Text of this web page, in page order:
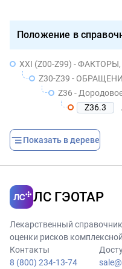
Положение в
XXI (Z00-Z99) - ФАКТОРЫ, ВЛИЯЮЩИЕ НА СОСТОЯНИЕ
Z30-Z39 - ОБРАЩЕНИЕ В УЧРЕЖДЕНИЕ
Z36 - Дородовое
Z36.3
Показать в дереве
ЛС ГЭОТАР
Лекарственный
оценки рисков
Контакты
8 (800) 234-13-74